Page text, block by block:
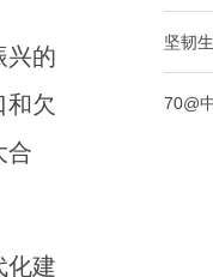
兴的
和欠
合
化建
坚韧
70@